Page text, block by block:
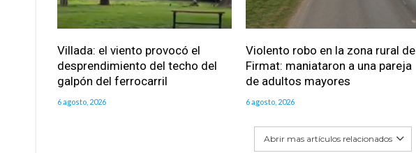
Villada: el viento provocó el
desprendimiento del techo del
galpón del ferrocarril
6 agosto, 2026
Violento robo en la zona rural de
Firmat: maniataron a una pareja
de adultos mayores
6 agosto, 2026
Abrir mas artículos relacionados